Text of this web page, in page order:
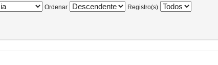
Ordenar Registro(s)